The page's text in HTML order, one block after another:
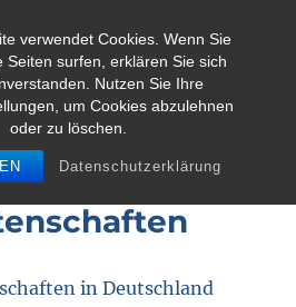
verwendet Cookies. Wenn Sie
Seiten surfen, erklären Sie sich
Nutzen Sie Ihre
um Cookies abzulehnen
oder zu löschen.
Datenschutzerklärung
dla klimatu
MENU
/
in Deutschland